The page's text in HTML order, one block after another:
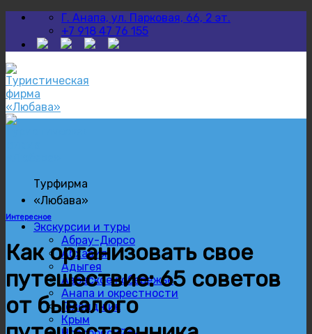
Skip
content
Г. Анапа, ул. Парковая, 66, 2 эт.
+7 918 47 76 155
Турфирма
«Любава»
Экскурсии и туры
Абрау-Дюрсо
Абхазия
Адыгея
Азовское побережье
Анапа и окрестности
Геленджик
Крым
Интересное
Как организовать свое
путешествие: 65 советов
от бывалого